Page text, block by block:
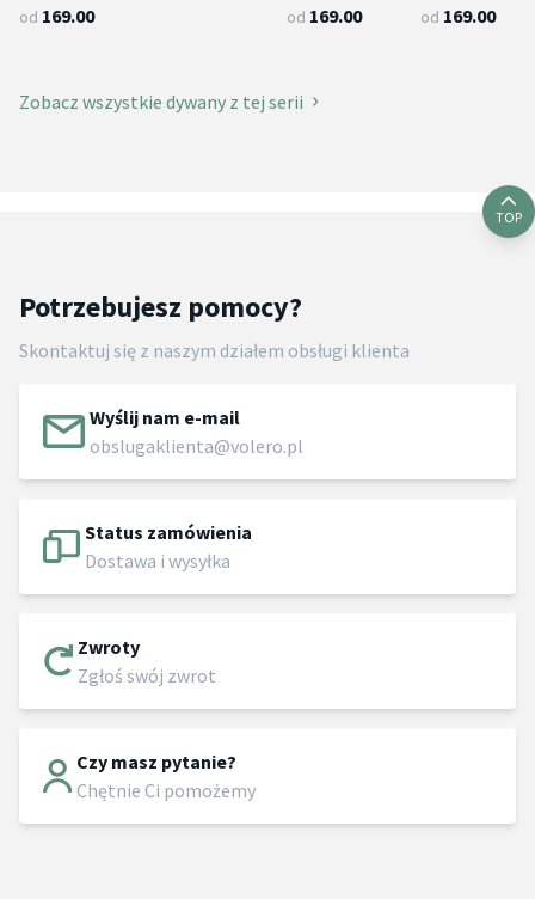
od 169.00 od 169.00 od 169.00
Zobacz wszystkie dywany z tej serii
TOP
Potrzebujesz pomocy?
Skontaktuj się z naszym działem obsługi klienta
Wyślij nam e-mail
obslugaklienta@volero.pl
Status zamówienia
Dostawa i wysyłka
Zwroty
Zgłoś swój zwrot
Czy masz pytanie?
Chętnie Ci pomożemy